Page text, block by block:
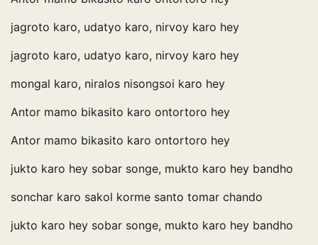
jagroto karo, udatyo karo, nirvoy karo hey
jagroto karo, udatyo karo, nirvoy karo hey
mongal karo, niralos nisongsoi karo hey
Antor mamo bikasito karo ontortoro hey
Antor mamo bikasito karo ontortoro hey
jukto karo hey sobar songe, mukto karo hey bandho
sonchar karo sakol korme santo tomar chando
jukto karo hey sobar songe, mukto karo hey bandho